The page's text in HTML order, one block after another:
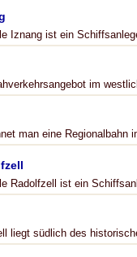
Iznang ist ein
im
man eine Regionalbahn
Radolfzell ist ein
liegt südlich des